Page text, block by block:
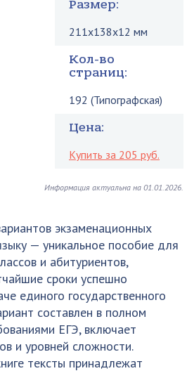
Размер:
211x138x12 мм
Кол-во
страниц:
192 (Типографская)
Цена:
Купить за 205 руб.
Информация актуальна на 01.01.2026.
экзаменационных
— уникальное пособие для
и абитуриентов,
сроки успешно
единого государственного
составлен в полном
ЕГЭ, включает
и уровней сложности.
тексты принадлежат